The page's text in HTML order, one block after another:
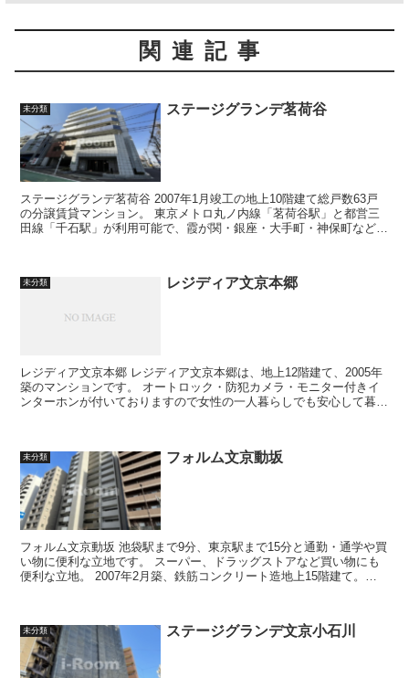
関連記事
未分類 ステージグランデ茗荷谷
ステージグランデ茗荷谷 2007年1月竣工の地上10階建て総戸数63戸
の分譲賃貸マンション。 東京メトロ丸ノ内線「茗荷谷駅」と都営三
田線「千石駅」が利用可能で、霞が関・銀座・大手町・神保町などの
未分類 レジディア文京本郷
レジディア文京本郷 レジディア文京本郷は、地上12階建て、2005年
築のマンションです。 オートロック・防犯カメラ・モニター付きイ
ンターホンが付いておりますので女性の一人暮らしでも安心して暮ら
未分類 フォルム文京動坂
フォルム文京動坂 池袋駅まで9分、東京駅まで15分と通勤・通学や買
い物に便利な立地です。 スーパー、ドラッグストアなど買い物にも
便利な立地。 2007年2月築、鉄筋コンクリート造地上15階建て。コ
未分類 ステージグランデ文京小石川